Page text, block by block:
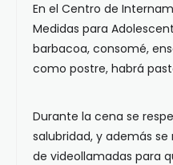
En el Centro de
Medidas para
barbacoa, consomé,
como postre, habrá
Durante la cena se
salubridad, y además
de videollamadas para